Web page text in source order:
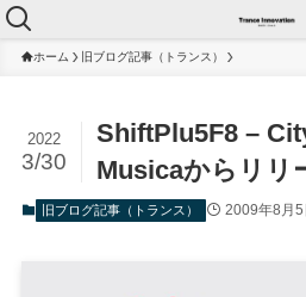
ホーム 旧ブログ記事（トランス）
ShiftPlu5F8 –
Musicaからリリ
2022
3/30
旧ブログ記事（トランス） 2009年8月5